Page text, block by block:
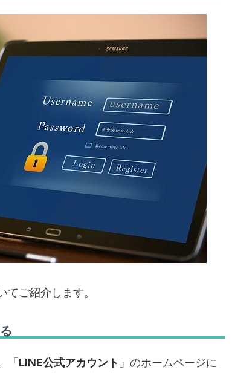
ご紹介します。
「 LINE公式アカウント 」のホームページに